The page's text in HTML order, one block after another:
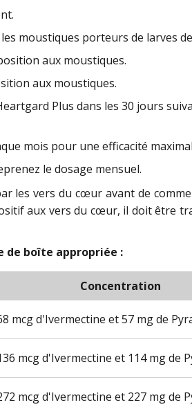
moustiques porteurs de larves
aux moustiques.
aux moustiques.
Plus dans les 30 jours
mois pour une efficacité
le dosage mensuel.
les vers du cœur avant de
aux vers du cœur, il doit être
de boîte appropriée :
Concentration
mcg d'Ivermectine et 57 mg de
mcg d'Ivermectine et 114 mg de
mcg d'Ivermectine et 227 mg de